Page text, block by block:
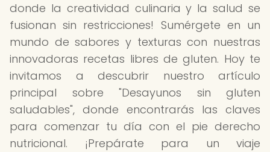
donde la creatividad culinaria y la salud se
fusionan sin restricciones! Sumérgete en un
mundo de sabores y texturas con nuestras
innovadoras recetas libres de gluten. Hoy te
invitamos a descubrir nuestro artículo
principal sobre "Desayunos sin gluten
saludables", donde encontrarás las claves
para comenzar tu día con el pie derecho
nutricional. ¡Prepárate para un viaje